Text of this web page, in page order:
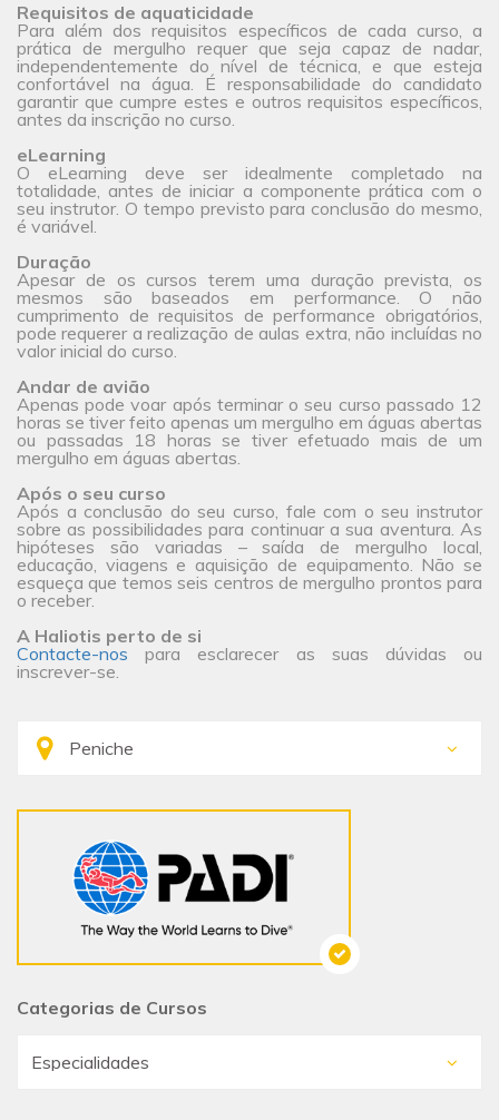
Requisitos de aquaticidade
Para além dos requisitos específicos de cada curso, a
prática de mergulho requer que seja capaz de nadar,
independentemente do nível de técnica, e que esteja
confortável na água. É responsabilidade do candidato
garantir que cumpre estes e outros requisitos específicos,
antes da inscrição no curso.
eLearning
O eLearning deve ser idealmente completado na
totalidade, antes de iniciar a componente prática com o
seu instrutor. O tempo previsto para conclusão do mesmo,
é variável.
Duração
Apesar de os cursos terem uma duração prevista, os
mesmos são baseados em performance. O não
cumprimento de requisitos de performance obrigatórios,
pode requerer a realização de aulas extra, não incluídas no
valor inicial do curso.
Andar de avião
Apenas pode voar após terminar o seu curso passado 12
horas se tiver feito apenas um mergulho em águas abertas
ou passadas 18 horas se tiver efetuado mais de um
mergulho em águas abertas.
Após o seu curso
Após a conclusão do seu curso, fale com o seu instrutor
sobre as possibilidades para continuar a sua aventura. As
hipóteses são variadas – saída de mergulho local,
educação, viagens e aquisição de equipamento. Não se
esqueça que temos seis centros de mergulho prontos para
o receber.
A Haliotis perto de si
Contacte-nos para esclarecer as suas dúvidas ou
inscrever-se.
Categorias de Cursos